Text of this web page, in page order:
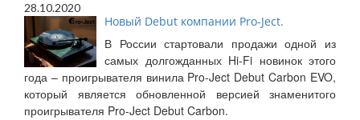
28.10.2020
Новый Debut компании Pro-Ject.
В России стартовали продажи одной из
самых долгожданных Hi-Fi новинок этого
года – проигрывателя винила Pro-Ject Debut Carbon EVO,
который является обновленной версией знаменитого
проигрывателя Pro-Ject Debut Carbon.